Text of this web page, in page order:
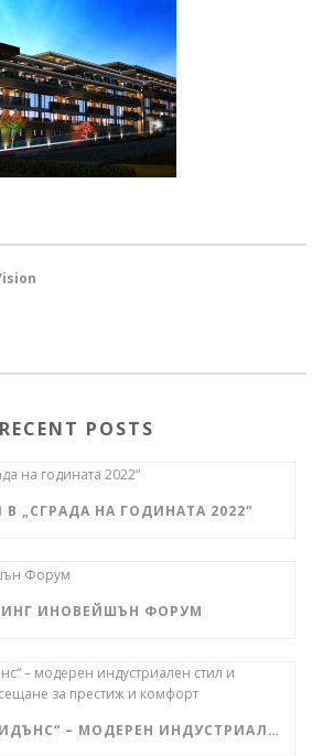
RECENT POSTS
„СГРАДА НА ГОДИНАТА 2022“
ИНОВЕЙШЪН ФОРУМ
„ЧЕРКОВНА РЕЗИДЪНС“ – МОДЕРЕН ИНДУСТРИАЛЕН СТИЛ И ЗЕЛЕНИНА СЪЗДАВАТ УСЕЩАНЕ ЗА ПРЕСТИЖ И КОМФОРТ